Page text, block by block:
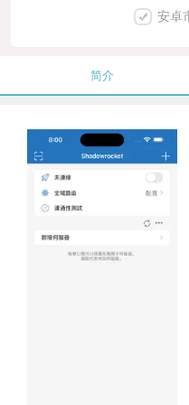
安卓
简介